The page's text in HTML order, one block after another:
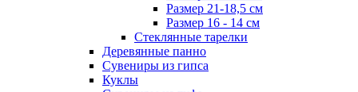
Размер 21-18,5 см
Размер 16 - 14 см
Стеклянные тарелки
Деревянные панно
Сувениры из гипса
Куклы